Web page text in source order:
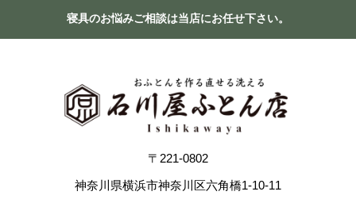
寝具のお悩みご相談は当店にお任せ下さい。
〒221-0802
神奈川県横浜市神奈川区六角橋1-10-11